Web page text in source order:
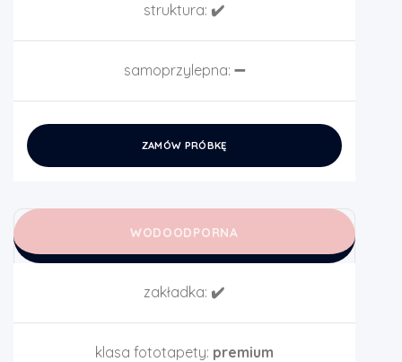
struktura: ✔️
samoprzylepna: ➖
ZAMÓW PRÓBKĘ
WODOODPORNA
zakładka: ✔️
klasa fototapety: premium